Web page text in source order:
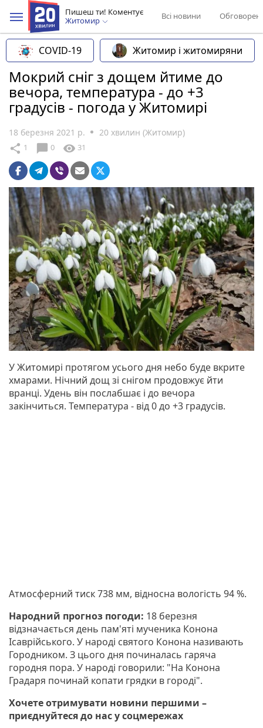
Пишеш ти! Коментує
Житомир
Всі новини
COVID-19 Житомир і житомиряни
Мокрий сніг з дощем йтиме до
вечора, температура - до +3
градусів - погода у Житомирі
18 березня 2021 р. 20 хвилин (Житомир)
share 1 chat_bubble 0 visibility 31
У Житомирі протягом усього дня небо буде вкрите
хмарами. Нічний дощ зі снігом продовжує йти
вранці. Удень він послабшає і до вечора
закінчиться. Температура - від 0 до +3 градусів.
Атмосферний тиск 738 мм, відносна вологість 94 %.
Народний прогноз погоди: 18 березня
відзначається день пам'яті мученика Конона
Ісаврійського. У народі святого Конона називають
Городником. З цього дня починалась гаряча
городня пора. У народі говорили: "На Конона
Градаря починай копати грядки в городі".
Хочете отримувати новини першими –
приєднуйтеся до нас у соцмережах